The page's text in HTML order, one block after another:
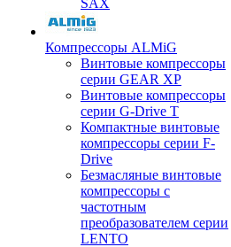
SAX
Компрессоры ALMiG
Винтовые компрессоры
серии GEAR XP
Винтовые компрессоры
серии G-Drive T
Компактные винтовые
компрессоры серии F-
Drive
Безмасляные винтовые
компрессоры с
частотным
преобразователем серии
LENTO